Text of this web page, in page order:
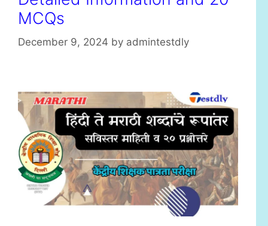
MCQs
December 9, 2024 by admintestdly